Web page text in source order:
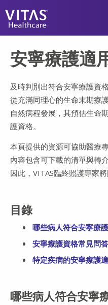
安寧療護基
我們的服務
醫療服務專
安寧療護適
及時判別出符合安寧療護資
從充滿同理心的生命末期療
自然病程發展，其預估生命
護資格。
本頁提供的資源可協助醫療
內容包含可下載的清單與轉
因此，VITAS臨終照護專家將
目錄
哪些病人符合安寧療
安寧療護資格常見問答
特定疾病的安寧療護
哪些病人符合安寧